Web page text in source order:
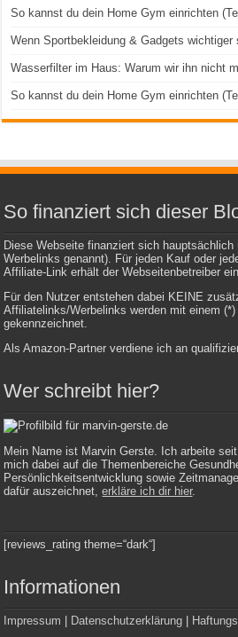
So kannst du dein Home Gym einrichten
Wenn Sportbekleidung & Gadgets wichtiger
Wasserfilter im Haus: Warum wir ihn nicht
So kannst du dein Home Gym einrichten
So finanziert sich dieser
Diese Webseite finanziert sich
Werbelinks genannt). Für jeden Kauf oder
Affiliate-Link erhält der Webseitenbetreiber
Für den Nutzer entstehen dabei KEINE
Affiliatelinks/Werbelinks werden mit einem (*)
gekennzeichnet.
Als Amazon-Partner verdiene ich an
Wer schreibt hier?
Mein Name ist Marvin Gerste. Ich arbeite
mich dabei auf die Themenbereiche
Persönlichkeitsentwicklung sowie
dafür auszeichnet,erkläre ich dir hier.
[reviews_rating theme=“dark“]
Informationen
Impressum | Datenschutzerklärung |